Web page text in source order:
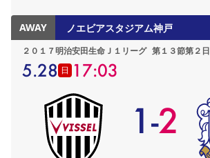
AWAY ノエビアスタジアム神戸
２０１７明治安田生命Ｊ１リーグ 第１３節第２日
5.28 日 17:03
1-2